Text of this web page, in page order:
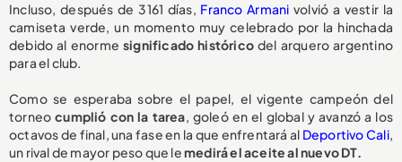
Incluso, después de 3161 días, Franco Armanivolvió a vestir la
camiseta verde, un momento muy celebrado por la hinchada
debido al enorme significado histórico del arquero argentino
para el club.
Como se esperaba sobre el papel, el vigente campeón del
torneocumplió con la tarea, goleó en el global y avanzó a los
octavos de final, una fase en la que enfrentará al Deportivo Cali,
un rival de mayor peso que lemedirá el aceite al nuevo DT.